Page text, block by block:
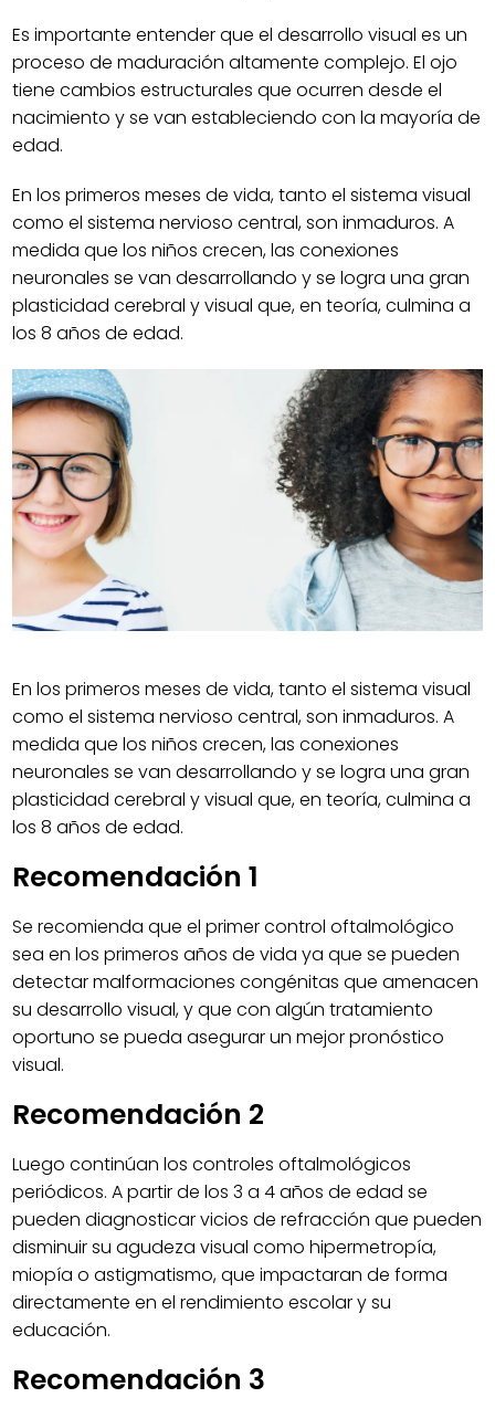
Es importante entender que el desarrollo visual es un
proceso de maduración altamente complejo. El ojo
tiene cambios estructurales que ocurren desde el
nacimiento y se van estableciendo con la mayoría de
edad.
En los primeros meses de vida, tanto el sistema visual
como el sistema nervioso central, son inmaduros. A
medida que los niños crecen, las conexiones
neuronales se van desarrollando y se logra una gran
plasticidad cerebral y visual que, en teoría, culmina a
los 8 años de edad.
En los primeros meses de vida, tanto el sistema visual
como el sistema nervioso central, son inmaduros. A
medida que los niños crecen, las conexiones
neuronales se van desarrollando y se logra una gran
plasticidad cerebral y visual que, en teoría, culmina a
los 8 años de edad.
Recomendación 1
Se recomienda que el primer control oftalmológico
sea en los primeros años de vida ya que se pueden
detectar malformaciones congénitas que amenacen
su desarrollo visual, y que con algún tratamiento
oportuno se pueda asegurar un mejor pronóstico
visual.
Recomendación 2
Luego continúan los controles oftalmológicos
periódicos. A partir de los 3 a 4 años de edad se
pueden diagnosticar vicios de refracción que pueden
disminuir su agudeza visual como hipermetropía,
miopía o astigmatismo, que impactaran de forma
directamente en el rendimiento escolar y su
educación.
Recomendación 3